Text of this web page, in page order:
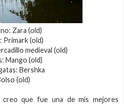
Zara (old)
Primark (old)
medieval (old)
Mango (old)
Bershka
(old)
que fue una de mis mejores